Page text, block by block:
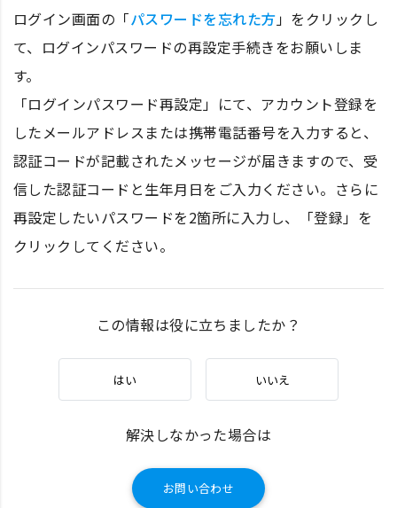
ログイン画面の「パスワードを忘れた方」をクリックし
て、ログインパスワードの再設定手続きをお願いしま
す。
「ログインパスワード再設定」にて、アカウント登録を
したメールアドレスまたは携帯電話番号を入力すると、
認証コードが記載されたメッセージが届きますので、受
信した認証コードと生年月日をご入力ください。さらに
再設定したいパスワードを2箇所に入力し、「登録」を
クリックしてください。
この情報は役に立ちましたか？
はい いいえ
解決しなかった場合は
お問い合わせ